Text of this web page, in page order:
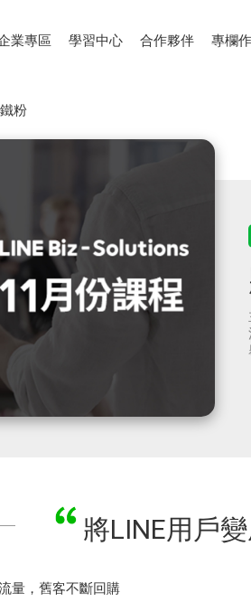
業專區 學習中心 合作夥伴 專欄
粉
將LINE用戶
量，舊客不斷回購